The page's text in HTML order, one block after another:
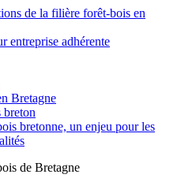
de la filière forêt-bois en
entreprise adhérente
Bretagne
breton
bretonne, un enjeu pour les
de Bretagne